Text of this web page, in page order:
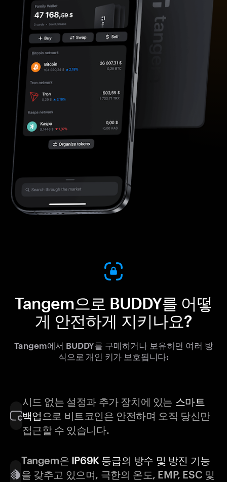
Tangem으로 BUDDY를 어떻
게 안전하게 지키나요?
Tangem에서 BUDDY를 구매하거나 보유하면 여러 방
식으로 개인 키가 보호됩니다:
시드 없는 설정과 추가 장치에 있는 스마트
백업 으로 비트코인은 안전하며 오직 당신만
접근할 수 있습니다.
Tangem은 IP69K 등급의 방수 및 방진 기능
을 갖추고 있으며, 극한의 온도, EMP, ESC 및